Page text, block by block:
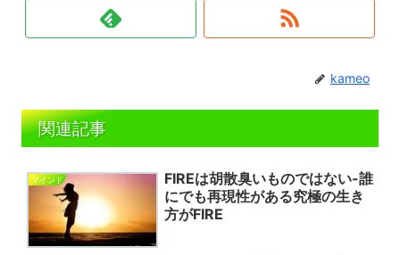
kameo
関連記事
マインド
FIREは胡散臭いものではない-誰
にでも再現性がある究極の生き
方がFIRE